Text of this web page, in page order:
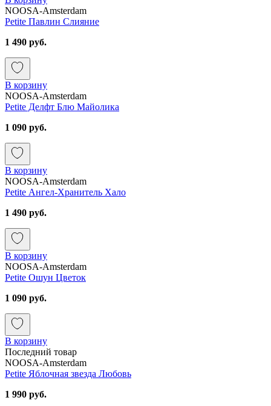
NOOSA-Amsterdam
Petite Павлин Слияние
1 490 руб.
В корзину
NOOSA-Amsterdam
Petite Делфт Блю Майолика
1 090 руб.
В корзину
NOOSA-Amsterdam
Petite Ангел-Хранитель Хало
1 490 руб.
В корзину
NOOSA-Amsterdam
Petite Ошун Цветок
1 090 руб.
В корзину
Последний товар
NOOSA-Amsterdam
Petite Яблочная звезда Любовь
1 990 руб.